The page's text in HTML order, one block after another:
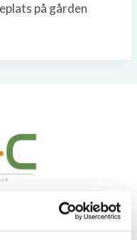
på gården
möjligheter i alla